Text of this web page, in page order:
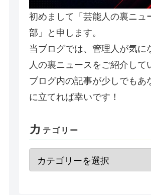
初めまして「芸能人の裏ニュ
部」と申します。
当ブログでは、管理人が気に
人の裏ニュースをご紹介して
ブログ内の記事が少しでもあ
に立てれば幸いです！
カ テゴリー